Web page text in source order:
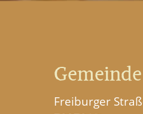
Freiburger